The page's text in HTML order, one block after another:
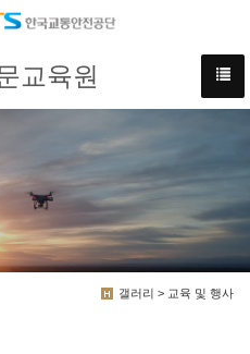
교육원
갤러리 > 교육 및 행사